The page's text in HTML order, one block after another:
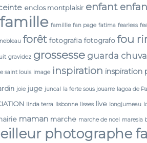
enclos montplaisir enfant
famille famillle fan page fatima fearless
forêt fotografia fotografo fou
gravidez grossesse guarda
saint louis image inspiration inspiration
joie juge juncal la ferte sous jouarre lagoa de
linda terra lisbonne lisses live longjumeau
maman marche marche de noel maresia
photographe